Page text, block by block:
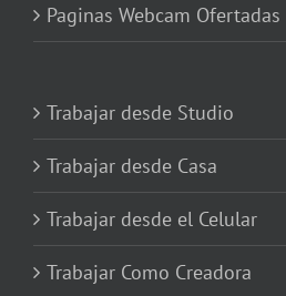
Paginas Webcam Ofertadas
Trabajar desde Studio
Trabajar desde Casa
Trabajar desde el Celular
Trabajar Como Creadora